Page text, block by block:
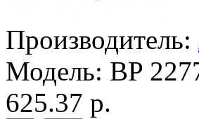
Производитель:
Модель: BP
625.37 р.